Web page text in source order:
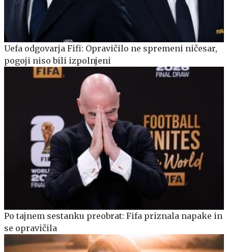
Uefa odgovarja Fifi: Opravičilo ne spremeni ničesar,
pogoji niso bili izpolnjeni
Po tajnem sestanku preobrat: Fifa priznala napake in
se opravičila